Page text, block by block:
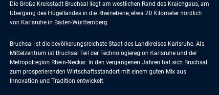
Die Große Kreisstadt Bruchsal liegt am westlichen Rand des Kraichgaus, am
Übergang des Hügellandes in die Rheinebene, etwa 20 Kilometer nördlich
von Karlsruhe in Baden-Württemberg.
Bruchsal ist die bevölkerungsreichste Stadt des Landkreises Karlsruhe. Als
Mittelzentrum ist Bruchsal Teil der Technologieregion Karlsruhe und der
Metropolregion Rhein-Neckar. In den vergangenen Jahren hat sich Bruchsal
zum prosperierenden Wirtschaftsstandort mit einem guten Mix aus
Innovation und Tradition entwickelt.